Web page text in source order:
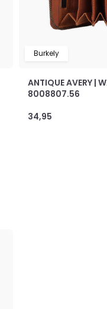
Burkely
ANTIQUE AVERY |
8008807.56
34,95